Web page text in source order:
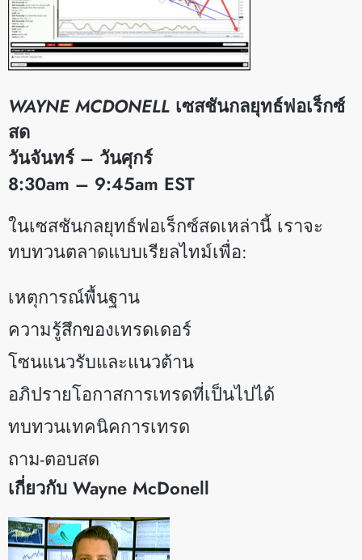
WAYNE MCDONELL เซสชันกลยุทธ์ฟอเร็กซ์
สด
วันจันทร์ – วันศุกร์
8:30am – 9:45am EST
​ในเซสชันกลยุทธ์ฟอเร็กซ์สดเหล่านี้ เราจะ
ทบทวนตลาดแบบเรียลไทม์เพื่อ:
เหตุการณ์พื้นฐาน
ความรู้สึกของเทรดเดอร์
โซนแนวรับและแนวต้าน
อภิปรายโอกาสการเทรดที่เป็นไปได้
ทบทวนเทคนิคการเทรด
ถาม-ตอบสด
เกี่ยวกับ Wayne McDonell